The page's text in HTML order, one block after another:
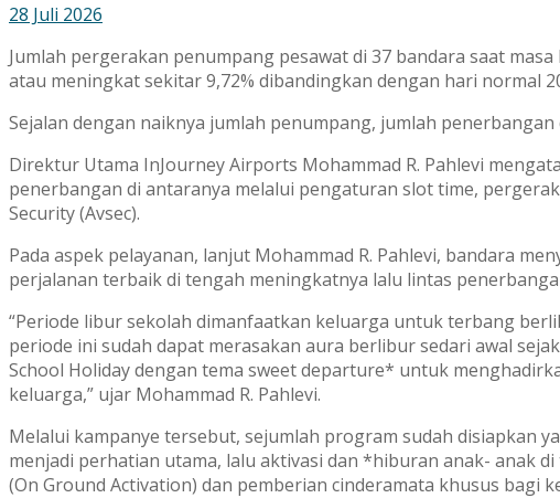
28 Juli 2026
Jumlah pergerakan penumpang pesawat di 37 bandara saat
atau meningkat sekitar 9,72% dibandingkan dengan hari normal
Sejalan dengan naiknya jumlah penumpang, jumlah
Direktur Utama InJourney Airports Mohammad R. Pahlevi
penerbangan di antaranya melalui pengaturan slot time,
Security (Avsec).
Pada aspek pelayanan, lanjut Mohammad R. Pahlevi, bandara
perjalanan terbaik di tengah meningkatnya lalu lintas
“Periode libur sekolah dimanfaatkan keluarga untuk terbang
periode ini sudah dapat merasakan aura berlibur sedari awal
School Holiday dengan tema sweet departure* untuk
keluarga,” ujar Mohammad R. Pahlevi.
Melalui kampanye tersebut, sejumlah program sudah disiapkan
menjadi perhatian utama, lalu aktivasi dan *hiburan anak- anak
(On Ground Activation) dan pemberian cinderamata khusus bagi